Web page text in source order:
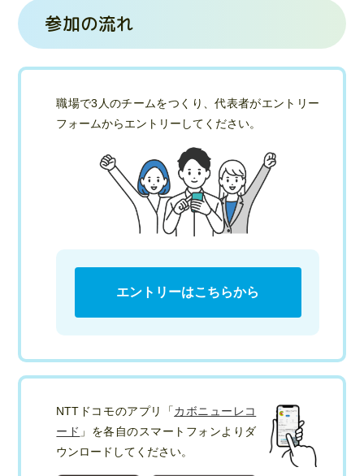
参加の流れ
職場で3人のチームをつくり、代表者がエントリー
フォームからエントリーしてください。
エントリーはこちらから
NTTドコモのアプリ「カボニューレコ
ード 」を各自のスマートフォンよりダ
ウンロードしてください。